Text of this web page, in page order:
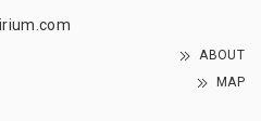
ABOUT
MAP